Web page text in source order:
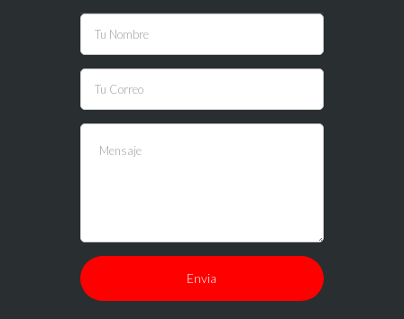
If you
are
human,
leave
this
field
blank.